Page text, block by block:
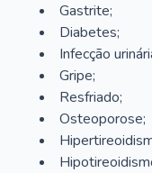
Gastrite;
Diabetes;
Infecção
Gripe;
Resfriado;
Osteoporose;